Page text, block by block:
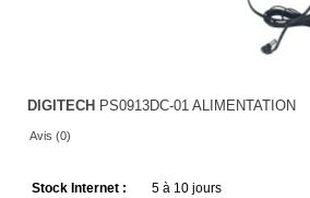
DIGITECH PS0913DC-01 ALIMENTATION
Avis (0)
Stock Internet :
5 à 10 jours